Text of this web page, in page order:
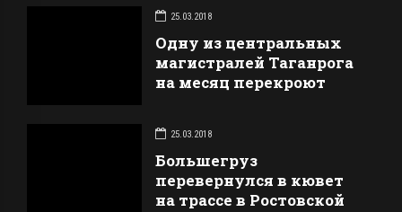
25.03.2018
Одну из центральных
магистралей Таганрога
на месяц перекроют
25.03.2018
Большегруз
перевернулся в кювет
на трассе в Ростовской